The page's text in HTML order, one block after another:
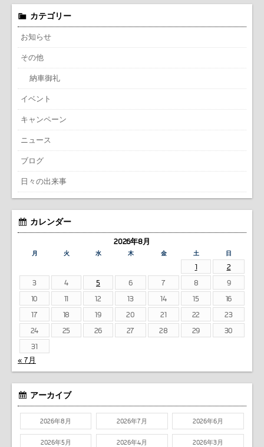
カテゴリー
お知らせ
その他
納車御礼
イベント
キャンペーン
ニュース
ブログ
日々の出来事
カレンダー
2026年8月
月 火 水 木 金 土 日
1
2
3
4 5 6 7 8
9
10
11 12 13 14 15
16
17
18 19 20 21 22
23
24
25 26 27 28 29
30
31
« 7月
アーカイブ
2026年8月 2026年7月 2026年6月
2026年5月 2026年4月 2026年3月